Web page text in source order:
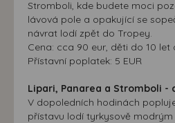
Stromboli, kde budete moci
lávová pole a opakující se
návrat lodí zpět do Tropey.
Cena: cca 90 eur, děti do 10 let
Přístavní poplatek: 5 EUR
Lipari, Panarea a Stromboli -
V dopoledních hodinách
přístavu lodí tyrkysově